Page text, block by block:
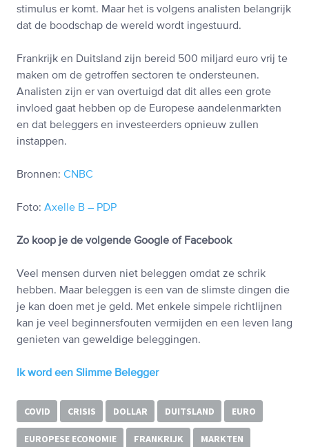
stimulus er komt. Maar het is volgens analisten belangrijk
dat de boodschap de wereld wordt ingestuurd.
Frankrijk en Duitsland zijn bereid 500 miljard euro vrij te
maken om de getroffen sectoren te ondersteunen.
Analisten zijn er van overtuigd dat dit alles een grote
invloed gaat hebben op de Europese aandelenmarkten
en dat beleggers en investeerders opnieuw zullen
instappen.
Bronnen: CNBC
Foto: Axelle B – PDP
Zo koop je de volgende Google of Facebook
Veel mensen durven niet beleggen omdat ze schrik
hebben. Maar beleggen is een van de slimste dingen die
je kan doen met je geld. Met enkele simpele richtlijnen
kan je veel beginnersfouten vermijden en een leven lang
genieten van geweldige beleggingen.
Ik word een Slimme Belegger
COVID CRISIS DOLLAR DUITSLAND EURO
EUROPESE ECONOMIE FRANKRIJK MARKTEN